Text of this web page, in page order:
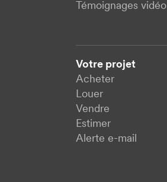
Témoignages vidéo
Votre projet
Acheter
Louer
Vendre
Estimer
Alerte e-mail